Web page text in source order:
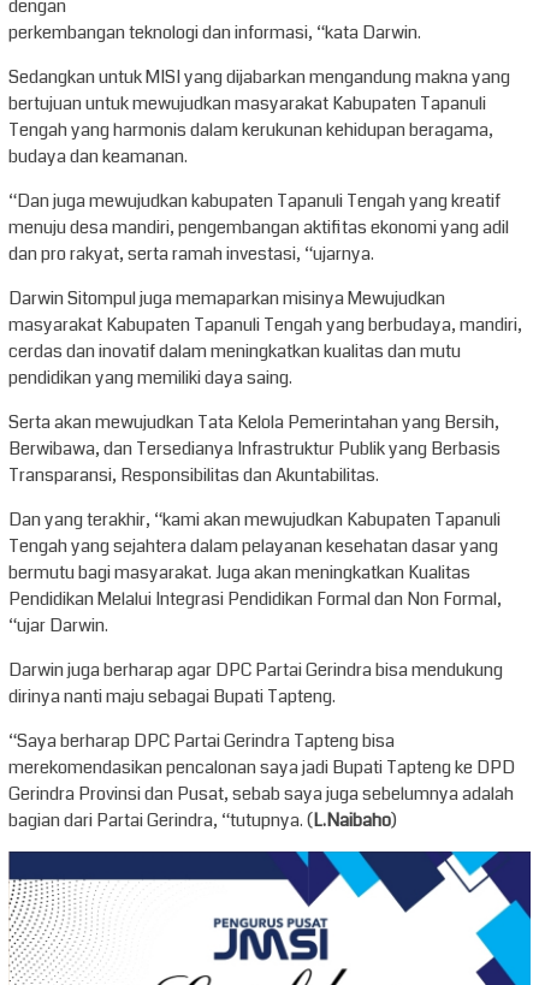
dengan
perkembangan teknologi dan informasi, “kata Darwin.
Sedangkan untuk MISI yang dijabarkan mengandung makna yang
bertujuan untuk mewujudkan masyarakat Kabupaten Tapanuli
Tengah yang harmonis dalam kerukunan kehidupan beragama,
budaya dan keamanan.
“Dan juga mewujudkan kabupaten Tapanuli Tengah yang kreatif
menuju desa mandiri, pengembangan aktifitas ekonomi yang adil
dan pro rakyat, serta ramah investasi, “ujarnya.
Darwin Sitompul juga memaparkan misinya Mewujudkan
masyarakat Kabupaten Tapanuli Tengah yang berbudaya, mandiri,
cerdas dan inovatif dalam meningkatkan kualitas dan mutu
pendidikan yang memiliki daya saing.
Serta akan mewujudkan Tata Kelola Pemerintahan yang Bersih,
Berwibawa, dan Tersedianya Infrastruktur Publik yang Berbasis
Transparansi, Responsibilitas dan Akuntabilitas.
Dan yang terakhir, “kami akan mewujudkan Kabupaten Tapanuli
Tengah yang sejahtera dalam pelayanan kesehatan dasar yang
bermutu bagi masyarakat. Juga akan meningkatkan Kualitas
Pendidikan Melalui Integrasi Pendidikan Formal dan Non Formal,
“ujar Darwin.
Darwin juga berharap agar DPC Partai Gerindra bisa mendukung
dirinya nanti maju sebagai Bupati Tapteng.
“Saya berharap DPC Partai Gerindra Tapteng bisa
merekomendasikan pencalonan saya jadi Bupati Tapteng ke DPD
Gerindra Provinsi dan Pusat, sebab saya juga sebelumnya adalah
bagian dari Partai Gerindra, “tutupnya. (L.Naibaho)